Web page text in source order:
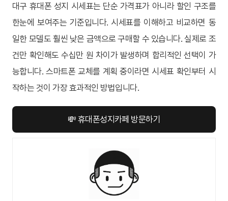
대구 휴대폰 성지 시세표는 단순 가격표가 아니라 할인 구조를
한눈에 보여주는 기준입니다. 시세표를 이해하고 비교하면 동
일한 모델도 훨씬 낮은 금액으로 구매할 수 있습니다. 실제로 조
건만 확인해도 수십만 원 차이가 발생하며 합리적인 선택이 가
능합니다. 스마트폰 교체를 계획 중이라면 시세표 확인부터 시
작하는 것이 가장 효과적인 방법입니다.
💸 휴대폰성지카페 방문하기